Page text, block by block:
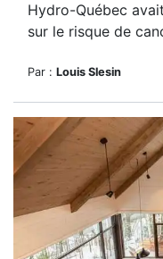
Hydro-Québec
sur le risque de
Par : Louis Slesin